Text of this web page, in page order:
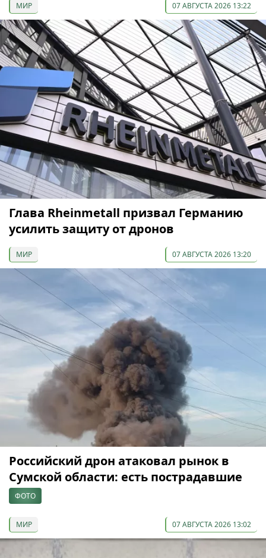
МИР 07 АВГУСТА 2026 13:22
Глава Rheinmetall призвал Германию
усилить защиту от дронов
МИР 07 АВГУСТА 2026 13:20
Российский дрон атаковал рынок в
Сумской области: есть пострадавшие
ФОТО
МИР 07 АВГУСТА 2026 13:02